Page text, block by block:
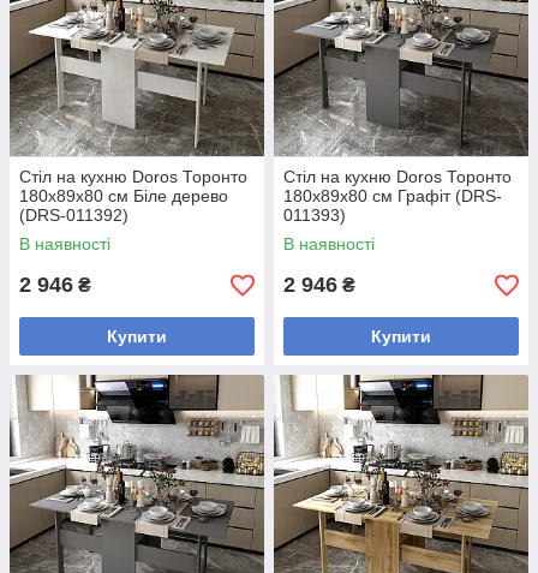
Стіл на кухню Doros Торонто
180х89х80 см Біле дерево
(DRS-011392)
В наявності
2 946 ₴
Купити
Стіл на кухню Doros Торонто
180х89х80 см Графіт (DRS-
011393)
В наявності
2 946 ₴
Купити